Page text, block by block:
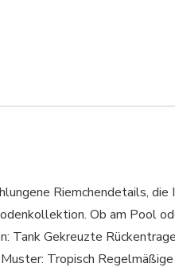
Riemchendetails, die
Ob am Pool
Tank Gekreuzte
Tropisch